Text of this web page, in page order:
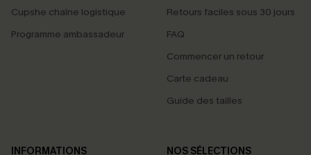
Cupshe chaîne logistique
Programme ambassadeur
Retours faciles sous 30 jours
FAQ
Commencer un retour
Carte cadeau
Guide des tailles
INFORMATIONS
NOS SÉLECTIONS
PROFITEZ DE -15%